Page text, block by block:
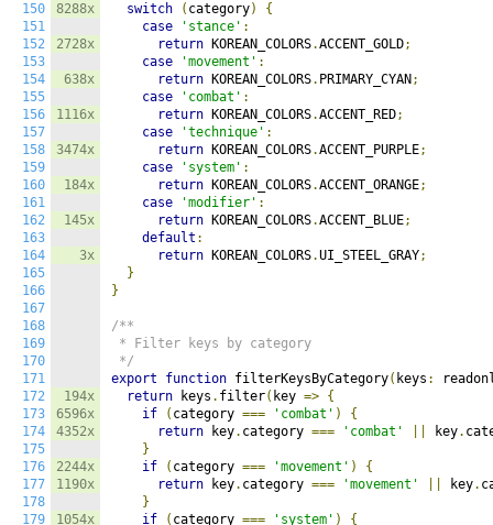
150
151
152
153
154
155
156
157
158
159
160
161
162
163
164
165
166
167
168
169
170
171
172
173
174
175
176
177
178
179
8288x
2728x
638x
1116x
3474x
184x
145x
3x
194x
6596x
4352x
2244x
1190x
1054x
switch
( category)
{
case
'stance' :
return KOREAN_COLORS.ACCENT_GOLD;
case
'movement' :
return KOREAN_COLORS. PRIMARY_CYAN ;
case
'combat' :
return KOREAN_COLORS.ACCENT_RED;
case
'technique' :
return KOREAN_COLORS.ACCENT_PURPLE;
case
'system' :
return KOREAN_COLORS.ACCENT_ORANGE;
case
'modifier' :
return KOREAN_COLORS.ACCENT_BLUE;
default :
return KOREAN_COLORS.UI_STEEL_GRAY;
}
}
/**
* Filter keys by category
*/
export
function filterKeysByCategory( keys :
return keys . filter( key => {
if
( category === 'combat' )
{
return key. category === 'combat' key.
}
if
( category === 'movement' )
{
return key. category === 'movement' key.
}
if
( category === 'system' ) {